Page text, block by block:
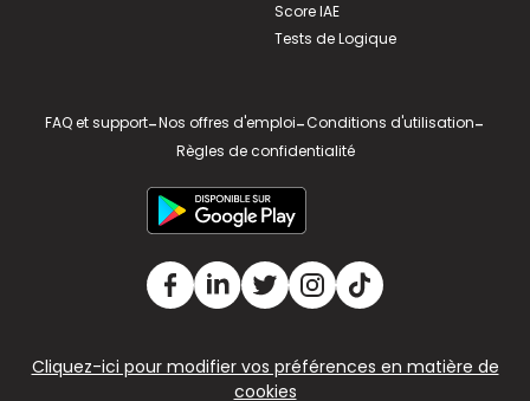
Score IAE
Tests de Logique
FAQ et support-Nos offres d'emploi-Conditions d'utilisation-
Règles de confidentialité
Cliquez-ici pour modifier vos préférences en matière de
cookies